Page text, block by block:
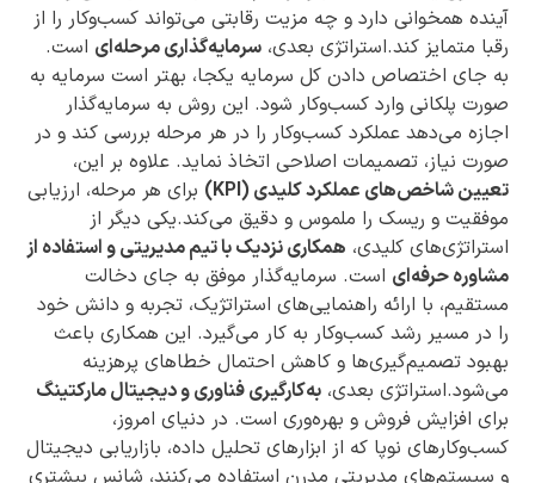
آینده همخوانی دارد و چه مزیت رقابتی می‌تواند کسب‌وکار را از
رقبا متمایز کند.استراتژی بعدی، سرمایه‌گذاری مرحله‌ای است.
به جای اختصاص دادن کل سرمایه یکجا، بهتر است سرمایه به
صورت پلکانی وارد کسب‌وکار شود. این روش به سرمایه‌گذار
اجازه می‌دهد عملکرد کسب‌وکار را در هر مرحله بررسی کند و در
صورت نیاز، تصمیمات اصلاحی اتخاذ نماید. علاوه بر این،
تعیین شاخص‌های عملکرد کلیدی (KPI)
برای هر مرحله، ارزیابی
موفقیت و ریسک را ملموس و دقیق می‌کند.یکی دیگر از
استراتژی‌های کلیدی، همکاری نزدیک با تیم مدیریتی و استفاده از
مشاوره حرفه‌ای است. سرمایه‌گذار موفق به جای دخالت
مستقیم، با ارائه راهنمایی‌های استراتژیک، تجربه و دانش خود
را در مسیر رشد کسب‌وکار به کار می‌گیرد. این همکاری باعث
بهبود تصمیم‌گیری‌ها و کاهش احتمال خطاهای پرهزینه
می‌شود.استراتژی بعدی، به‌کارگیری فناوری و دیجیتال مارکتینگ
برای افزایش فروش و بهره‌وری است. در دنیای امروز،
کسب‌وکارهای نوپا که از ابزارهای تحلیل داده، بازاریابی دیجیتال
و سیستم‌های مدیریتی مدرن استفاده می‌کنند، شانس بیشتری